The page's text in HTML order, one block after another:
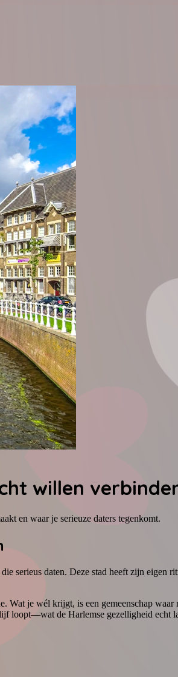
willen
en waar je serieuze daters tegenkomt.
serieus daten. Deze stad heeft zijn
Wat je wél krijgt, is een gemeenschap
loopt—wat de Harlemse gezelligheid echt